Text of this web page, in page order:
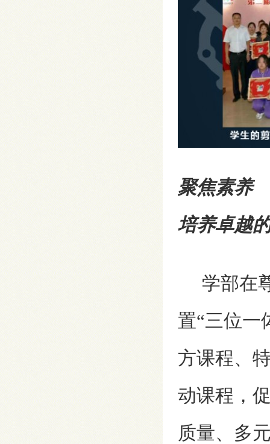
聚焦素养
培养卓越
学部在
置“三位一
方课程、
动课程，
质量、多